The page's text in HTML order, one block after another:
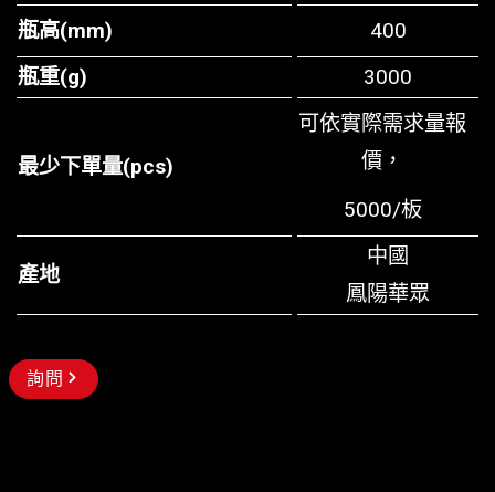
瓶高(mm)
400
瓶重(g)
3000
最少下單量(pcs)
可依實際需求量報
價，
5000/板
產地
中國
鳳陽華眾
詢問